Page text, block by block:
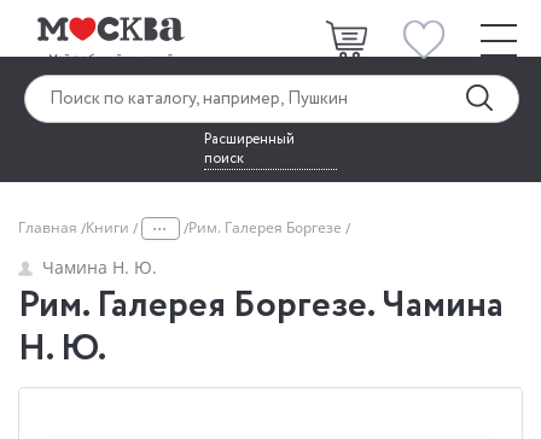
Расширенный
поиск
Главная Книги ... Рим. Галерея Боргезе
Чамина Н. Ю.
Рим. Галерея Боргезе. Чамина
Н. Ю.